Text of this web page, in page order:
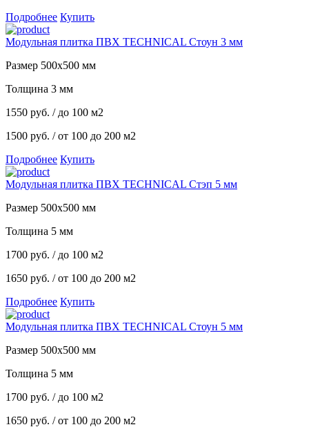
Подробнее Купить
Модульная плитка ПВХ TECHNICAL Стоун 3 мм
Размер 500х500 мм
Толщина 3 мм
1550 руб. / до 100 м2
1500 руб. / от 100 до 200 м2
Подробнее Купить
Модульная плитка ПВХ TECHNICAL Стэп 5 мм
Размер 500х500 мм
Толщина 5 мм
1700 руб. / до 100 м2
1650 руб. / от 100 до 200 м2
Подробнее Купить
Модульная плитка ПВХ TECHNICAL Стоун 5 мм
Размер 500х500 мм
Толщина 5 мм
1700 руб. / до 100 м2
1650 руб. / от 100 до 200 м2